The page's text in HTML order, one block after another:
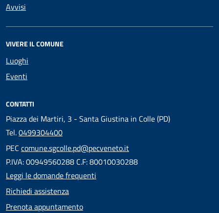
Avvisi
VIVERE IL COMUNE
Luoghi
Eventi
CONTATTI
Piazza dei Martiri, 3 - Santa Giustina in Colle (PD)
Tel.0499304400
PEC comune.sgcolle.pd@pecveneto.it
P.IVA: 00949560288 C.F: 80010030288
Leggi le domande frequenti
Richiedi assistenza
Prenota appuntamento